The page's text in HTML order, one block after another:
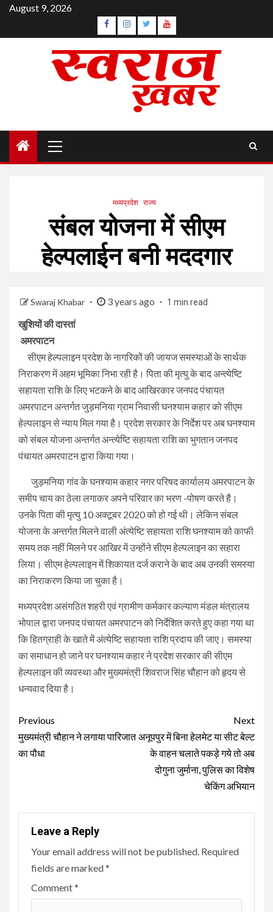
Skip
content
August 9, 2026
Facebook
Instagram
TwitterYouTube
Menu
मध्यप्रदेश राज्य
संबल योजना में सीएम
हेल्पलाईन बनी मददगार
Swaraj Khabar 3 years ago 1 min read
खुशियों की दास्तां
अमरपाटन
सीएम हेल्पलाइन प्रदेश के नागरिकों की जायज समस्याओं के सार्थक
निराकरण में अहम भूमिका निभा रही है। पिता की मृत्यु के बाद अन्त्येष्टि
सहायता राशि के लिए भटकने के बाद आखिरकार जनपद पंचायत
अमरपाटन अन्तर्गत जुड़मनिया ग्राम निवासी घनश्याम कहार को सीएम
हेल्पलाइन से न्याय मिल गया है। प्रदेश सरकार के निर्देश पर अब घनश्याम
को संबल योजना अन्तर्गत अन्त्येष्टि सहायता राशि का भुगतान जनपद
पंचायत अमरपाटन द्वारा किया गया।
जुड़मनिया गांव के घनश्याम कहार नगर परिषद कार्यालय अमरपाटन के
समीप चाय का ठेला लगाकर अपने परिवार का भरण -पोषण करते है।
उनके पिता की मृत्यु 10 अक्टूबर 2020 को हो गई थी। लेकिन संबल
योजना के अन्तर्गत मिलने वाली अंत्येष्टि सहायता राशि घनश्याम को काफी
समय तक नहीं मिलने पर आखिर में उन्होंने सीएम हेल्पलाइन का सहारा
लिया। सीएम हेल्पलाइन में शिकायत दर्ज कराने के बाद अब उनकी समस्या
का निराकरण किया जा चुका है।
मध्यप्रदेश असंगठित शहरी एवं ग्रामीण कर्मकार कल्याण मंडल मंत्रालय
भोपाल द्वारा जनपद पंचायत अमरपाटन को निर्देशित करते हुए कहा गया था
कि हितग्राही के खाते में अंत्येष्टि सहायता राशि प्रदाय की जाए। समस्या
का समाधान हो जाने पर घनश्याम कहार ने प्रदेश सरकार की सीएम
हेल्पलाइन की व्यवस्था और मुख्यमंत्री शिवराज सिंह चौहान को हृदय से
धन्यवाद दिया है।
Continue
Reading
Previous
मुख्यमंत्री चौहान ने लगाया पारिजात
का पौधा
Next
अनूपपुर में बिना हेलमेट या सीट बेल्ट
के वाहन चलाते पकड़े गये तो अब
दोगुना जुर्माना, पुलिस का विशेष
चेकिंग अभियान
Leave a Reply
Your email address will not be published. Required
fields are marked*
Comment*